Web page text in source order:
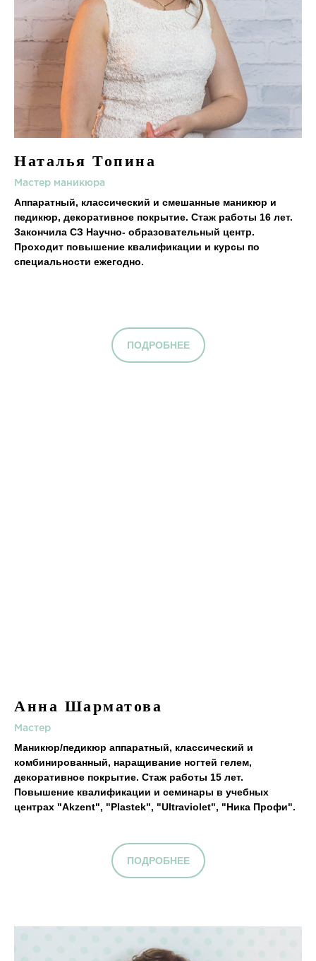
Наталья Топина
Мастер маникюра
Аппаратный, классический и смешанные маникюр и
педикюр, декоративное покрытие. Стаж работы 16 лет.
Закончила СЗ Научно- образовательный центр.
Проходит повышение квалификации и курсы по
специальности ежегодно.
ПОДРОБНЕЕ
Анна Шарматова
Мастер
Маникюр/педикюр аппаратный, классический и
комбинированный, наращивание ногтей гелем,
декоративное покрытие. Стаж работы 15 лет.
Повышение квалификации и семинары в учебных
центрах "Akzent", "Plastek", "Ultraviolet", "Ника Профи".
ПОДРОБНЕЕ